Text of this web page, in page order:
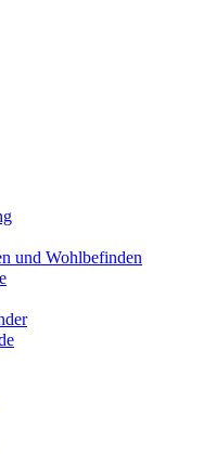
und Wohlbefinden